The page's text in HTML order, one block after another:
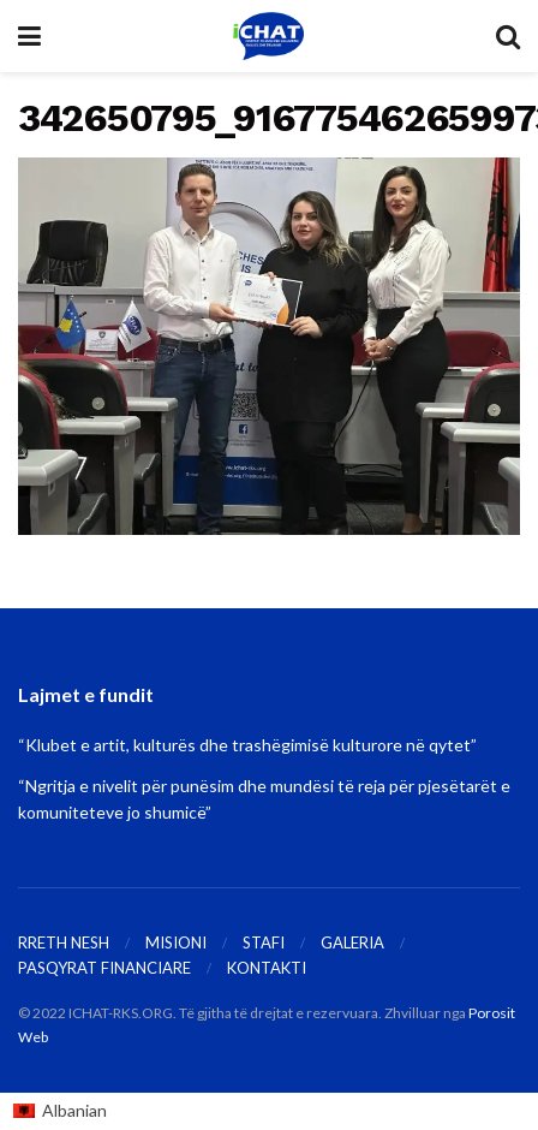
Lajmet e fundit
“Klubet e artit, kulturës dhe trashëgimisë kulturore në qytet”
“Ngritja e nivelit për punësim dhe mundësi të reja për pjesëtarët e
komuniteteve jo shumicë”
RRETH NESH MISIONI STAFI
GALERIA
PASQYRAT FINANCIARE
KONTAKTI
© 2022 ICHAT-RKS.ORG. Të gjitha të drejtat e rezervuara. Zhvilluar nga Porosit
Web
Albanian